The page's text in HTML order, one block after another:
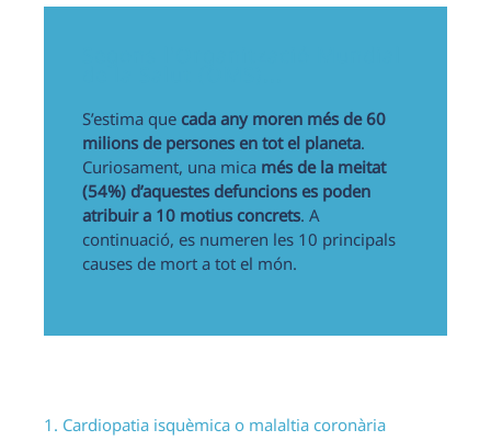
S’estima que cada any moren més de 60
milions de persones en tot el planeta.
Curiosament, una mica més de la meitat
(54%) d’aquestes defuncions es poden
atribuir a 10 motius concrets. A
continuació, es numeren les 10 principals
causes de mort a tot el món.
1. Cardiopatia isquèmica o malaltia coronària